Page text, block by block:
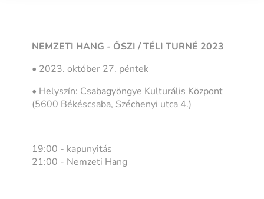
NEMZETI HANG - ŐSZI / TÉLI TURNÉ 2023
• 2023. október 27. péntek
• Helyszín: Csabagyöngye Kulturális Központ
(5600 Békéscsaba, Széchenyi utca 4.)
19:00 - kapunyitás
21:00 - Nemzeti Hang